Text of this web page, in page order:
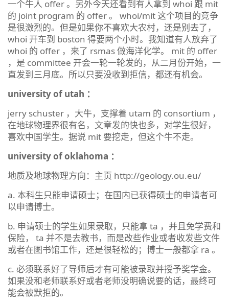
一个牛人 offer 。另外今天还看到有人拿到 whoi 跟 mit
的 joint program 的 offer 。 whoi/mit 这个项目的竞争
是很激烈的。但是如果你不喜欢大农村，还是别去了，
whoi 开车到 boston 得要两个小时。我知道有人放弃了
whoi 的 offer ，来了 rsmas 做海洋化学。 mit 的 offer
，是 committee 开会一轮一轮发的，从二月份开始，一
直发到三月底。所以只要没收到拒信，都还有机会。
university of utah ：
jerry schuster ，大牛，支撑着 utam 的 consortium ，
在地球物理界很有名，文章发的快也多，对学生很好，
喜欢中国学生。据说 mit 要挖走，但这个牛不走。
university of oklahoma ：
地质及地球物理方向：主页 http://geology.ou.eu/
a. 本科生只能申请硕士；在国内已获得硕士的申请者可
以申请博士。
b. 申请硕士的学生如果录取，只能拿 ta ，并且免学费和
保险， ta 并不是去教书，而是改些作业或者收发些文件
或者在图书馆工作，还是很轻松的；博士一般都拿 ra 。
c. 必须联系好了导师后才有可能被录取并授予奖学金。
如果没和老师联系好或者老师没明确说要的话，最终可
能会被默拒的。